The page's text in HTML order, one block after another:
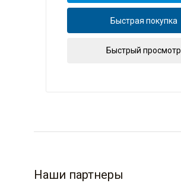
Быстрая покупка
Быстрый просмотр
Наши партнеры